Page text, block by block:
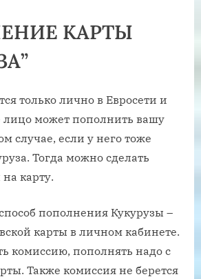
КАРТЫ
только лично в Евросети и
лицо может пополнить вашу
случае, если у него тоже
Тогда можно сделать
карту.
пополнения Кукурузы –
карты в личном кабинете.
комиссию, пополнять надо с
Также комиссия не берется